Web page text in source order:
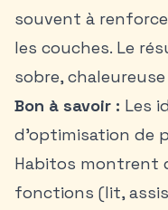
souvent à
les couches. Le
sobre,
Bon à savoir : Les
d’optimisation de
Habitos montrent
fonctions (lit,